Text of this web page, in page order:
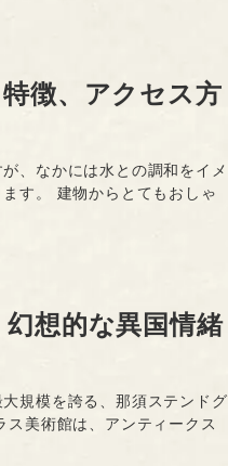
徴、アクセス方
、なかには水との調和をイメ
す。 建物からとてもおしゃ
想的な異国情緒
規模を誇る、那須ステンドグ
美術館は、アンティークス